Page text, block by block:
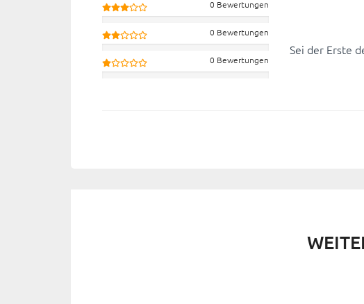
0 Bewertungen
0 Bewertungen
0 Bewertungen
Sei der Erste